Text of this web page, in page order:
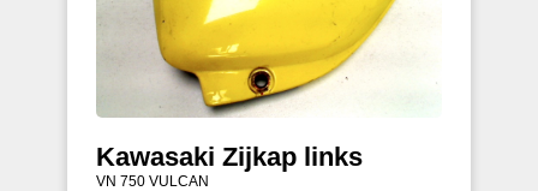
Kawasaki Zijkap links
VN 750 VULCAN